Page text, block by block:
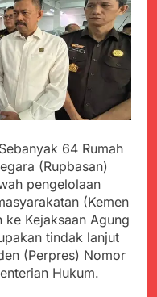
SEBUT
BAIK
2024
Dalang
BHP Alkes ke
se-
Sukabumi
7 Tahun.
2024
Tersenyum
Saat Satgas
310/KK Bagikan
Kadinkes Kab.
terlibat
pengadaan obat
kadaluarsa di
2024
diharap sidak
dan keseluruh
di Kab.
terkait
beredar nya
obatan Kadaluarsa
2024
Sumenep
Kasus
Terhadap
Sebanyak 64 Rumah
(Rupbasan)
pengelolaan
(Kemen
Kejaksaan Agung
tindak lanjut
(Perpres) Nomor
Hukum.